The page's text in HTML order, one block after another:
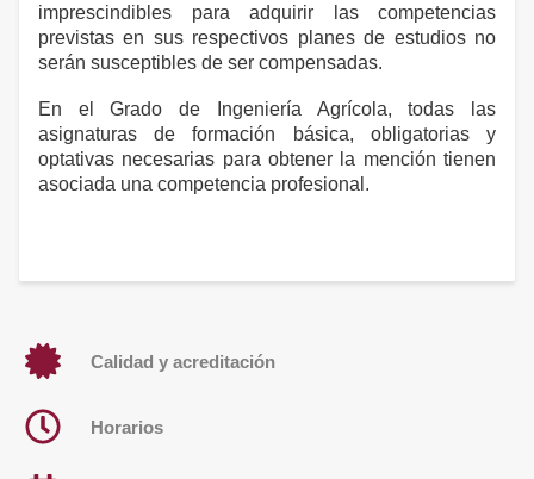
imprescindibles para adquirir las competencias
previstas en sus respectivos planes de estudios no
serán susceptibles de ser compensadas.
En el Grado de Ingeniería Agrícola, todas las
asignaturas de formación básica, obligatorias y
optativas necesarias para obtener la mención tienen
asociada una competencia profesional.
Calidad y acreditación
Horarios